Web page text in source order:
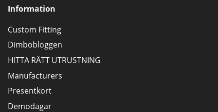
Information
Custom Fitting
Dimbobloggen
HITTA RÄTT UTRUSTNING
Manufacturers
Presentkort
Demodagar